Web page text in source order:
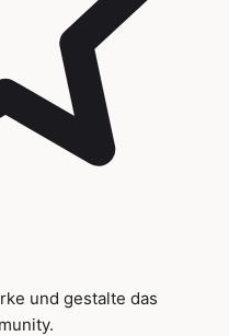
und gestalte das